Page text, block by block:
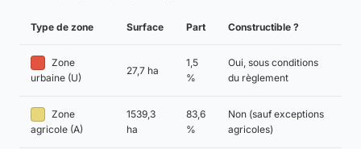
Type de zone Surface Part Constructible ?
Zone
urbaine (U)
27,7 ha
1,5
%
Oui, sous conditions
du règlement
Zone
agricole (A)
1539,3
ha
83,6
%
Non (sauf exceptions
agricoles)